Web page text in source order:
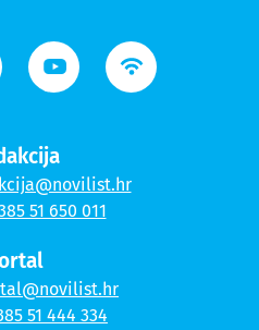
51 650 011
51 444 334